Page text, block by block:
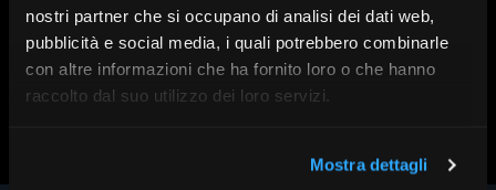
nostri partner che si occupano di analisi dei dati web,
pubblicità e social media, i quali potrebbero combinarle
con altre informazioni che ha fornito loro o che hanno
raccolto dal suo utilizzo dei loro servizi.
Mostra dettagli
Scopri altri contenuti su FR|Vision